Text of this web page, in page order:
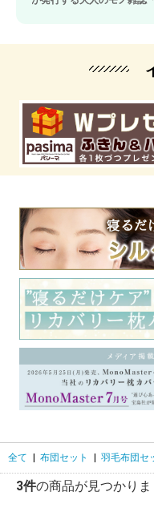
全て 布団セット 羽毛布団セ
3件の商品が見つかりま